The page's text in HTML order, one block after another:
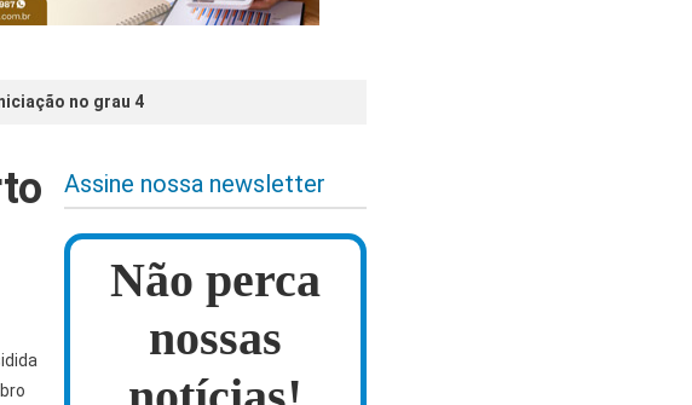
no grau 4
Assine nossa newsletter
Não perca
nossas